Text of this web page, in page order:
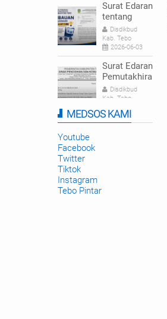
Surat Edaran
tentang
Himbauan
Pelaksanaan
Hari Belajar
Guru |
Disdikbud
Kabupaten
Tebo
Disdikbud
Kab. Tebo
2026-06-03
Surat Edaran
Pemutakhira
n Dapodik
Semester
Genap
Tahun
Disdikbud
Kab. Tebo
Pelatihan
MEDSOS KAMI
Youtube
Facebook
Twitter
Tiktok
Instagram
Tebo Pintar